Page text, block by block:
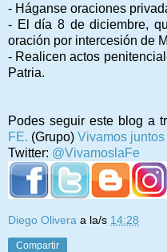
- Háganse oraciones
- El día 8 de diciembre,
oración por intercesión de
- Realicen actos
Patria.
Podes seguir este blog a
FE. (Grupo) Vivamos
Twitter: @VivamoslaFe
Diego Olivera a la/s 14:28
Compartir